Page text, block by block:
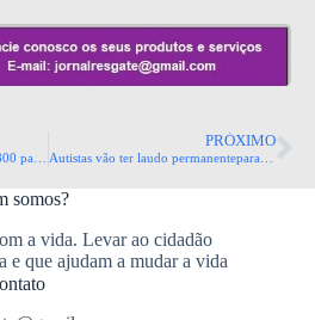
PRÓXIMO
somos?
a vida. Levar ao cidadão
e que ajudam a mudar a vida